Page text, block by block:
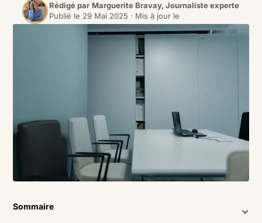
Rédigé par Marguerite Bravay, Journaliste experte
Publié le 29 Mai 2025 · Mis à jour le
Sommaire